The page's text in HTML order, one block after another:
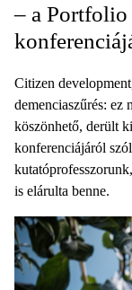
– a Portfolio
Citizen
demenciaszűrés: ez
köszönhető, derült
konferenciájáról
is elárulta benne.